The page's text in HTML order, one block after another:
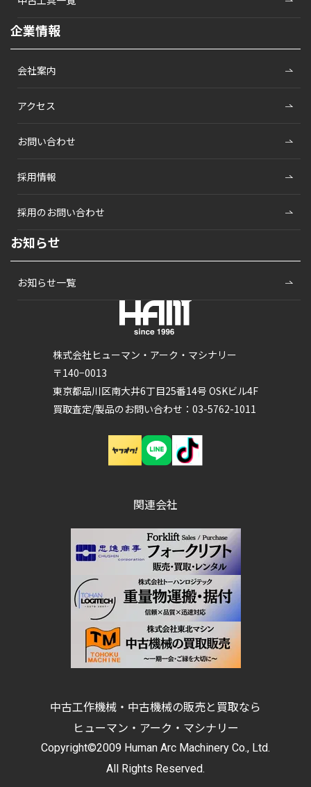
株式会社ヒューマン・アーク・マシナリー
〒140−0013
東京都品川区南大井6丁目25番14号 OSKビル4F
買取査定/製品のお問い合わせ：03-5762-1011
企業情報
会社案内
アクセス
お問い合わせ
採用情報
採用のお問い合わせ
お知らせ
お知らせ一覧
関連会社
中古工作機械・中古機械の販売と買取なら
ヒューマン・アーク・マシナリー
Copyright©2009 Human Arc Machinery Co., Ltd.
All Rights Reserved.